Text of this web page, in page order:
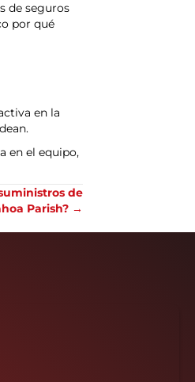
de seguros
por qué
en la
en el equipo,
de
Parish? →